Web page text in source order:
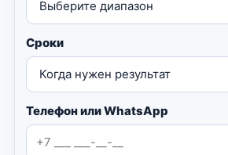
Сроки
Телефон или WhatsApp